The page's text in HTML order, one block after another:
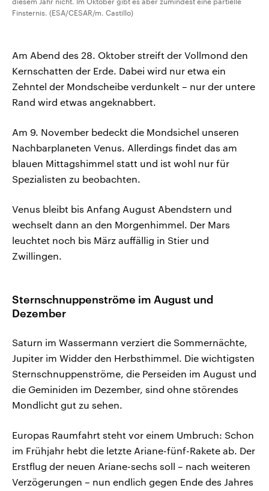
Finsternis. (ESA/CESAR/m. Castillo)
Am Abend des 28. Oktober streift der Vollmond den
Kernschatten der Erde. Dabei wird nur etwa ein
Zehntel der Mondscheibe verdunkelt – nur der untere
Rand wird etwas angeknabbert.
Am 9. November bedeckt die Mondsichel unseren
Nachbarplaneten Venus. Allerdings findet das am
blauen Mittagshimmel statt und ist wohl nur für
Spezialisten zu beobachten.
Venus bleibt bis Anfang August Abendstern und
wechselt dann an den Morgenhimmel. Der Mars
leuchtet noch bis März auffällig in Stier und
Zwillingen.
Sternschnuppenströme im August und
Dezember
Saturn im Wassermann verziert die Sommernächte,
Jupiter im Widder den Herbsthimmel. Die wichtigsten
Sternschnuppenströme, die Perseiden im August und
die Geminiden im Dezember, sind ohne störendes
Mondlicht gut zu sehen.
Europas Raumfahrt steht vor einem Umbruch: Schon
im Frühjahr hebt die letzte Ariane-fünf-Rakete ab. Der
Erstflug der neuen Ariane-sechs soll – nach weiteren
Verzögerungen – nun endlich gegen Ende des Jahres